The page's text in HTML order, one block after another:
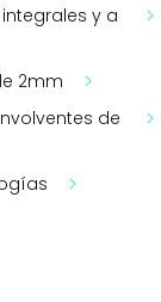
y a
2mm
de